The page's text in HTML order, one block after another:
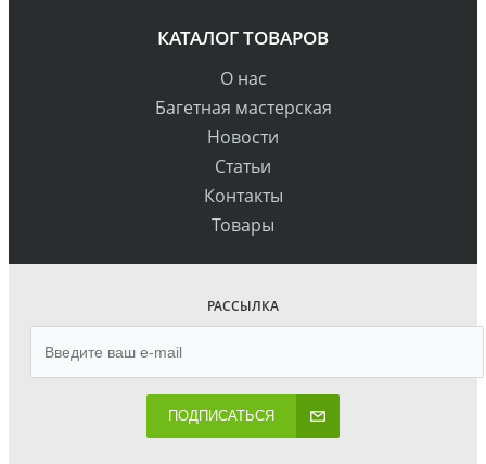
КАТАЛОГ ТОВАРОВ
О нас
Багетная мастерская
Новости
Статьи
Контакты
Товары
РАССЫЛКА
ПОДПИСАТЬСЯ